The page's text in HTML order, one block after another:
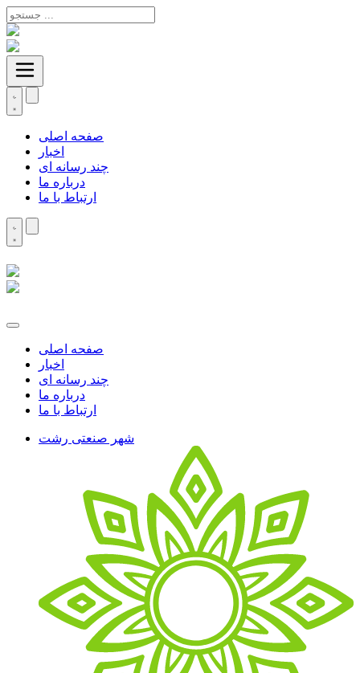
صفحه اصلی
اخبار
چند رسانه ای
درباره ما
ارتباط با ما
صفحه اصلی
اخبار
چند رسانه ای
درباره ما
ارتباط با ما
شهر صنعتی رشت